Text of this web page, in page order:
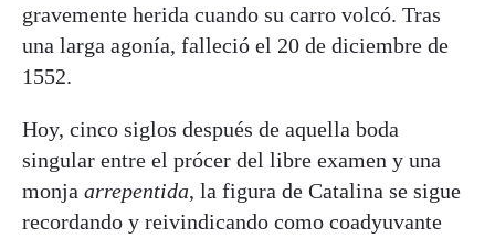
gravemente herida cuando su carro volcó. Tras
una larga agonía, falleció el 20 de diciembre de
1552.
Hoy, cinco siglos después de aquella boda
singular entre el prócer del libre examen y una
monja arrepentida, la figura de Catalina se sigue
recordando y reivindicando como coadyuvante